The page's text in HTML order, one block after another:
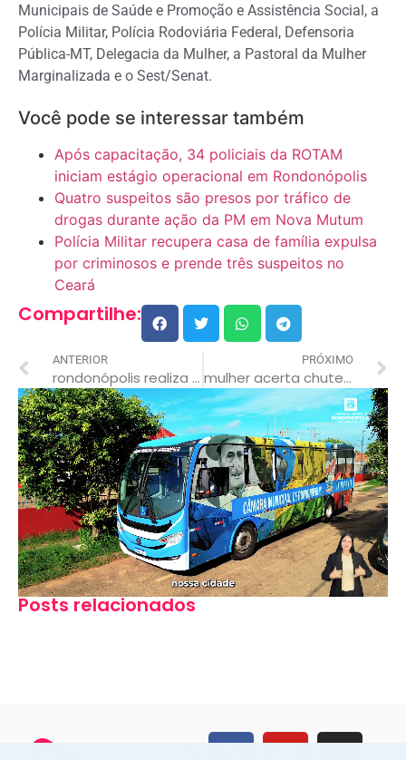
Municipais de Saúde e Promoção e Assistência Social, a
Polícia Militar, Polícia Rodoviária Federal, Defensoria
Pública-MT, Delegacia da Mulher, a Pastoral da Mulher
Marginalizada e o Sest/Senat.
Você pode se interessar também
Após capacitação, 34 policiais da ROTAM
iniciam estágio operacional em Rondonópolis
Quatro suspeitos são presos por tráfico de
drogas durante ação da PM em Nova Mutum
Polícia Militar recupera casa de família expulsa
por criminosos e prende três suspeitos no
Ceará
Compartilhe:
ANTERIOR
rondonópolis realiza curso de capacitação para conselheiros tutelares de 11 municípios
PRÓXIMO
mulher acerta chute na genitália e derruba ex-marido que a estava agredindo
Posts relacionados